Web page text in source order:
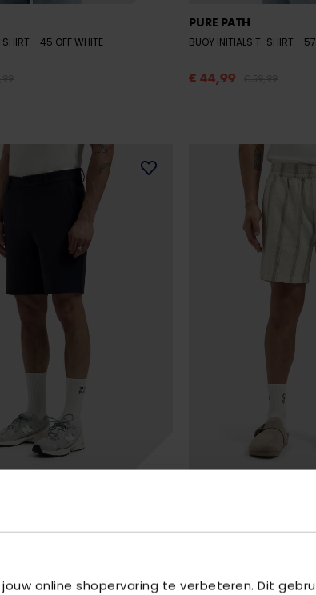
online shopervaring te verbeteren. Dit
- 45 OFF WHITE
PURE PATH
BUOY INITIALS T-SHIRT -
€ 44,99